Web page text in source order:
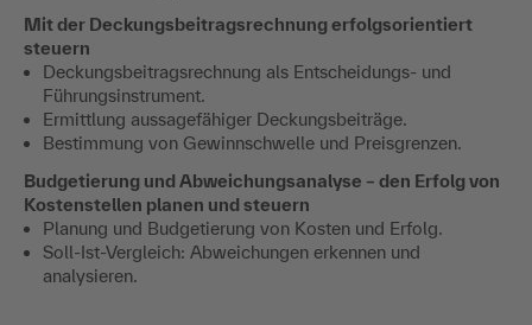
Mit der Deckungsbeitragsrechnung erfolgsorientiert
steuern
Deckungsbeitragsrechnung als Entscheidungs- und
Führungsinstrument.
Ermittlung aussagefähiger Deckungsbeiträge.
Bestimmung von Gewinnschwelle und Preisgrenzen.
Budgetierung und Abweichungsanalyse – den Erfolg von
Kostenstellen planen und steuern
Planung und Budgetierung von Kosten und Erfolg.
Soll-Ist-Vergleich: Abweichungen erkennen und
analysieren.